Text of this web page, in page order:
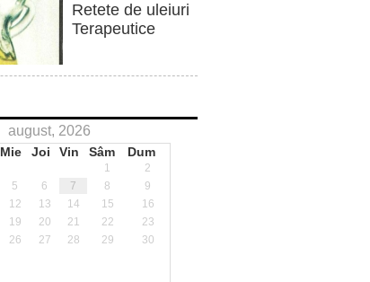
Retete de uleiuri
Terapeutice
august, 2026
Mie Joi Vin Sâm Dum
1
2
5 6 7 8
9
12 13 14 15
16
19 20 21 22
23
26 27 28 29
30